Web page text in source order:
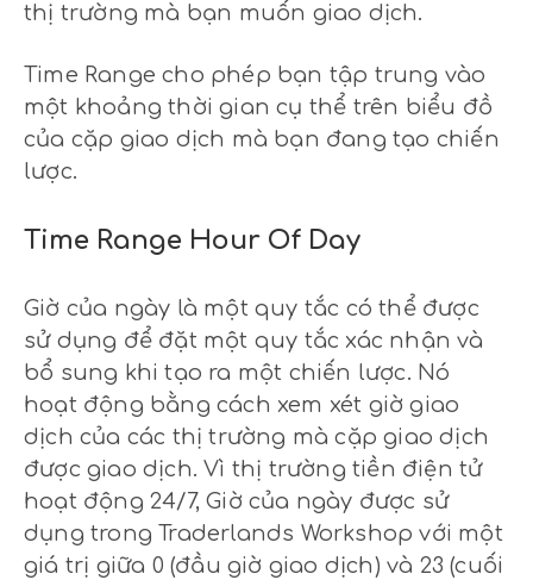
thị trường mà bạn muốn giao dịch.
Time Range cho phép bạn tập trung vào
một khoảng thời gian cụ thể trên biểu đồ
của cặp giao dịch mà bạn đang tạo chiến
lược.
Time Range Hour Of Day
Giờ của ngày là một quy tắc có thể được
sử dụng để đặt một quy tắc xác nhận và
bổ sung khi tạo ra một chiến lược. Nó
hoạt động bằng cách xem xét giờ giao
dịch của các thị trường mà cặp giao dịch
được giao dịch. Vì thị trường tiền điện tử
hoạt động 24/7, Giờ của ngày được sử
dụng trong Traderlands Workshop với một
giá trị giữa 0 (đầu giờ giao dịch) và 23 (cuối